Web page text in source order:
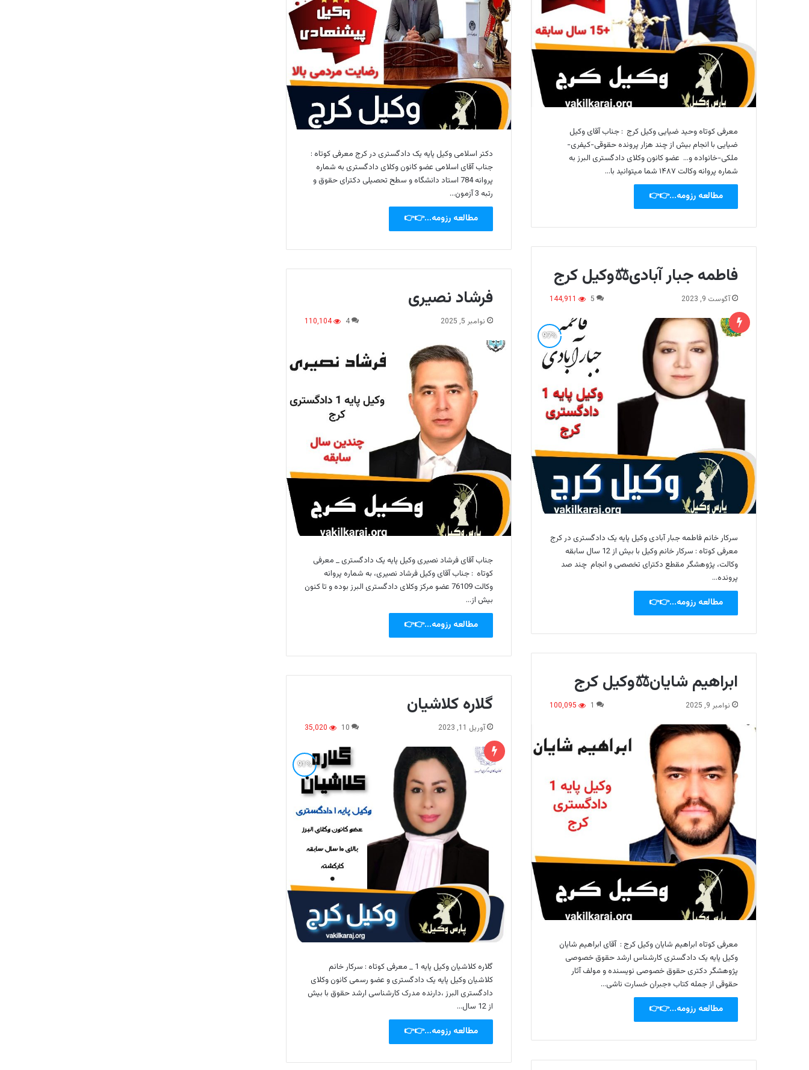
معرفی کوتاه وحید ضیایی وکیل کرج : جناب آقای وکیل
ضیایی با انجام بیش از چند هزار پرونده حقوقی-کیفری-
ملکی-خانواده و… عضو کانون وکلای دادگستری البرز به
شماره پروانه وکالت ۱۴۸۷ شما میتوانید با…
مطالعه رزومه...👉👉
دکتر اسلامی وکیل پایه یک دادگستری در کرج معرفی کوتاه :
جناب آقای اسلامی عضو کانون وکلای دادگستری به شماره
پروانه 784 استاد دانشگاه و سطح تحصیلی دکترای حقوق و
رتبه 3 آزمون…
مطالعه رزومه...👉👉
فاطمه جبار آبادی⚖️وکیل کرج
آگوست 9, 2023 5
144,911
سرکار خانم فاطمه جبار آبادی وکیل پایه یک دادگستری در کرج
معرفی کوتاه : سرکار خانم وکیل با بیش از 12 سال سابقه
وکالت، پژوهشگر مقطع دکترای تخصصی و انجام چند صد
پرونده…
مطالعه رزومه...👉👉
فرشاد نصیری
نوامبر 5, 2025 4
110,104
جناب آقای فرشاد نصیری وکیل پایه یک دادگستری _ معرفی
کوتاه : جناب آقای وکیل فرشاد نصیری، به شماره پروانه
وکالت 76109 عضو مرکز وکلای دادگستری البرز بوده و تا کنون
بیش از…
مطالعه رزومه...👉👉
ابراهیم شایان⚖️وکیل کرج
نوامبر 9, 2025 1
100,095
معرفی کوتاه ابراهیم شایان وکیل کرج : آقای ابراهیم شایان
وکیل پایه یک دادگستری کارشناس ارشد حقوق خصوصی
پژوهشگر دکتری حقوق خصوصی نویسنده و مولف آثار
حقوقی از جمله کتاب «جبران خسارت ناشی…
مطالعه رزومه...👉👉
گلاره کلاشیان
آوریل 11, 2023 10
35,020
گلاره کلاشیان وکیل پایه 1 _ معرفی کوتاه : سرکار خانم
کلاشیان وکیل پایه یک دادگستری و عضو رسمی کانون وکلای
دادگستری البرز ،دارنده مدرک کارشناسی ارشد حقوق با بیش
از 12 سال…
مطالعه رزومه...👉👉